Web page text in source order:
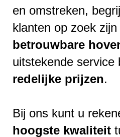
en omstreken,
klanten op zoek zijn
betrouwbare
uitstekende service
redelijke prijzen.
Bij ons kunt u
hoogste kwaliteit